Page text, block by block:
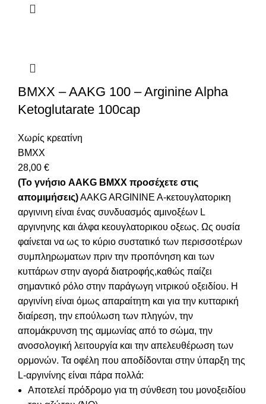
BMXX – AAKG 100 – Arginine Alpha
Ketoglutarate 100cap
Χωρίς κρεατίνη
BMXX
28,00 €
(To γνήσιο AAKG BMXX προσέχετε στις
απομιμήσεις)AAKG ARGININE A-κετουγλατορικη
αργινινη είναι ένας συνδυασμός αμινοξέων L
αργινηνης και άλφα κεουγλατορικου οξεως. Ως ουσία
φαίνεται να ως το κύριο συστατικό των περισσοτέρων
συμπληρωματων πριν την προπόνηση και των
κυττάρων στην αγορά διατροφής,καθώς παίζει
σημαντικό ρόλο στην παράγωγη νιτρικού οξειδίου. Η
αργινίνη είναι όμως απαραίτητη και για την κυτταρική
διαίρεση, την επούλωση των πληγών, την
απομάκρυνση της αμμωνίας από το σώμα, την
ανοσολογική λειτουργία και την απελευθέρωση των
ορμονών. Τα οφέλη που αποδίδονται στην ύπαρξη της
L-αργινίνης είναι πάρα πολλά:
Αποτελεί πρόδρομο για τη σύνθεση του μονοξειδίου